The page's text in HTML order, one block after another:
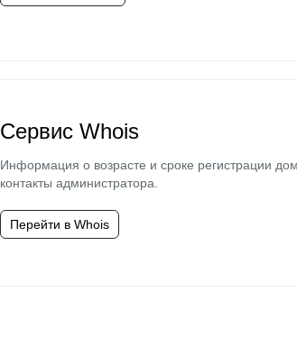
Сервис Whois
Информация о возрасте и сроке регистрации
контакты администратора.
Перейти в Whois